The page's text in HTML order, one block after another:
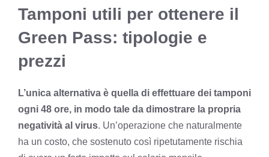
Tamponi utili per ottenere il
Green Pass: tipologie e
prezzi
L’unica alternativa è quella di effettuare dei tamponi
ogni 48 ore, in modo tale da dimostrare la propria
negatività al virus. Un’operazione che naturalmente
ha un costo, che sostenuto così ripetutamente rischia